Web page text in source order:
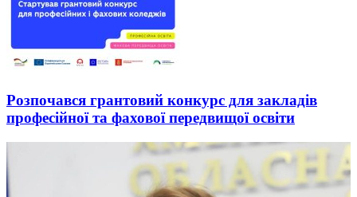
Розпочався грантовий конкурс для закладів
професійної та фахової передвищої освіти